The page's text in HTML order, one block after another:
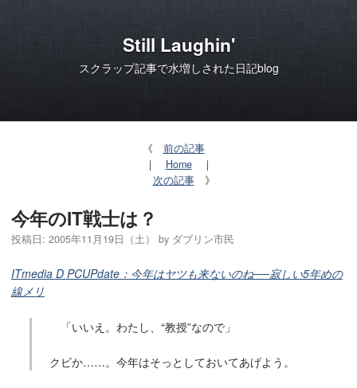
Still Laughin'
スクラップ記事で水増しされた日記blog
《 前の記事
｜ Home｜
次の記事》
今年のIT戦士は？
投稿日: 2005年11月19日（土） by ダブリン市民
ITmedia D PCUPdate：今年はヤツも来ないのね──寂しい5年めの
線メリ
「いいえ。わたし、“教授”なので」
クビか……。今年はそっとしておいてあげよう。